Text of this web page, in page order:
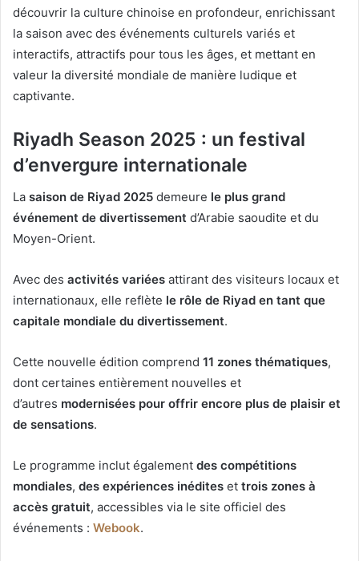
découvrir la culture chinoise en profondeur, enrichissant
la saison avec des événements culturels variés et
interactifs, attractifs pour tous les âges, et mettant en
valeur la diversité mondiale de manière ludique et
captivante.
Riyadh Season 2025 : un festival
d’envergure internationale
La saison de Riyad 2025 demeure le plus grand
événement de divertissement d’Arabie saoudite et du
Moyen-Orient.
Avec des activités variées attirant des visiteurs locaux et
internationaux, elle reflète le rôle de Riyad en tant que
capitale mondiale du divertissement.
Cette nouvelle édition comprend 11 zones thématiques,
dont certaines entièrement nouvelles et
d’autres modernisées pour offrir encore plus de plaisir et
de sensations.
Le programme inclut également des compétitions
mondiales, des expériences inédites et trois zones à
accès gratuit, accessibles via le site officiel des
événements : Webook.